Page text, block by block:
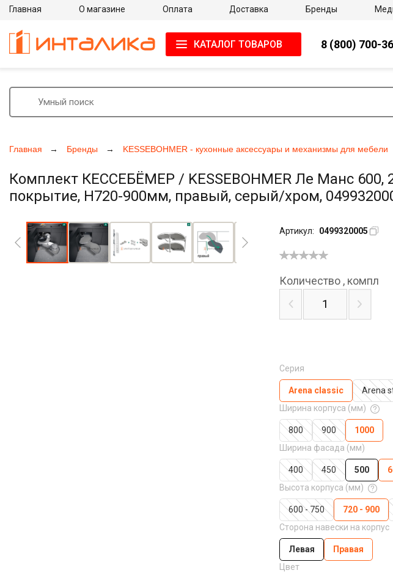
Главная Бренды KESSEBOHMER - кухонные аксессуары и механизмы для мебели
Комплект КЕССЕБЁМЕР / KESSEBOHMER Ле Манс 600,
покрытие, H720-900мм, правый, серый/хром,
Артикул: 0499320005
Серия
Arena classic Arena
Ширина корпуса (мм)
800 900
1000
Ширина фасада (мм)
400 450 500
Высота корпуса (мм)
600 - 750 720 - 900
Сторона навески на корпус
Левая
Правая
Цвет
Количество , компл
Главная О магазине Оплата Доставка Бренды
КАТАЛОГ ТОВАРОВ 8 (800) 700-